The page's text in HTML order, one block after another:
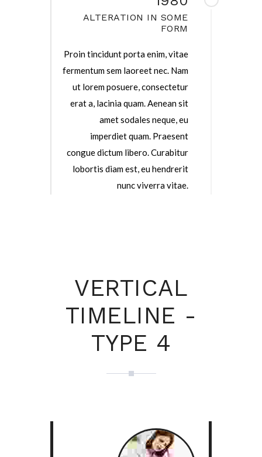
ALTERATION IN SOME
FORM
Proin tincidunt porta enim, vitae
fermentum sem laoreet nec. Nam
ut lorem posuere, consectetur
erat a, lacinia quam. Aenean sit
amet sodales neque, eu
imperdiet quam. Praesent
congue dictum libero. Curabitur
lobortis diam est, eu hendrerit
nunc viverra vitae.
VERTICAL
TIMELINE -
TYPE 4